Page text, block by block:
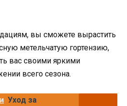
вы сможете вырастить
метельчатую гортензию,
вас своими яркими
всего сезона.
Уход за